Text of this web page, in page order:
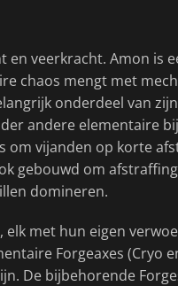
veerkracht. Amon is
chaos mengt met
onderdeel van
andere elementaire
om vijanden op korte
gebouwd om
domineren.
met hun eigen
Forgeaxes (Cryo
De bijbehorende